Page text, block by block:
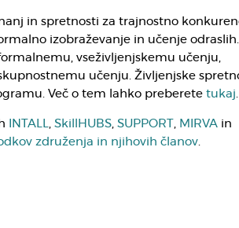
in spretnosti za trajnostno
izobraževanje in učenje odraslih.
vseživljenjskemu učenju,
učenju. Življenjske
Več o tem lahko preberete tukaj.
INTALL, SkillHUBS, SUPPORT , MIRVAin
združenja in njihovih članov.